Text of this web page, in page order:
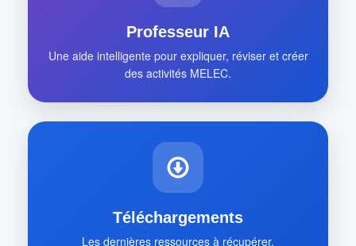
Professeur IA
Une aide intelligente pour expliquer, réviser et créer
des activités MELEC.
Téléchargements
Les dernières ressources à récupérer.